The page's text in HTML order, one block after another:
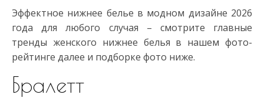
Эффектное нижнее белье в модном дизайне 2026
года для любого случая – смотрите главные
тренды женского нижнее белья в нашем фото-
рейтинге далее и подборке фото ниже.
Бралетт